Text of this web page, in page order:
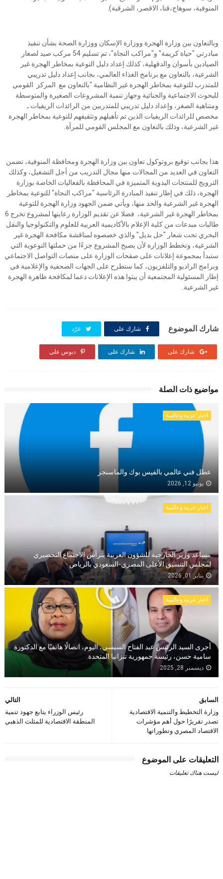
المنوفية، سوهاج،قنا، الاقصر، الشرقية).
وبالتعاون بين وزارة الهجرة ووزارة الإسكان ووزارة الصحة بشأن تنفيذ
مبادرتي "حياة كريمة" و"مراكب النجاة"، تم تسليم 54 مركب صيد لصغار
الصيادين بأسوان والدقهلية، كذلك إعداد دليل التوعية بمخاطر الهجرة غير
الشرعية، بالتعاون مع برنامج الغذاء العالمي، بجانب إعداد دليل تدريبي
للمتدرب للتوعية بمخاطر الهجرة غير النظامية "بالتعاون مع المركز القومي
للبحوث الاجتماعية والجنائية وجهاز تنمية المشروعات الصغيرة والمتوسطة
ومتناهية الصغر، وإعداد دليل تدريبي للمتدربين من الرائدات الريفيات ـ
مخصص للرائدات الريفيات الذين تم تأهيلهم وتثقيفهم للتوعية بمخاطر الهجرة
غير الشرعية، وذلك بالتعاون مع المجلس القومي للمرأة.
هذا بجانب توقيع بروتوكول تعاون بين وزارة الهجرة ومحافظة المنوفية، تضمن
التعاون في العديد من المجالات منها مجال التدريب من أجل التشغيل، وكذلك
الترويج للمنتجات اليدوية المتميزة في المحافظة بالفعاليات الخاصة بوزارة
الهجرة، ذلك في إطار تنفيذ المبادرة الرئاسية "مراكب النجاة" للتوعية بمخاطر
الهجرة غير الشرعية والحد منها، ويأتي ضمن الجهود وزارة الهجرة للتوعية
بمخاطر الهجرة غير الشرعية، فضلا عن تقديم الوزارة رعايتها لمشروع تخرج 6
طالبات مبدعات من كلية الإعلام بالأكاديمية العربية للعلوم والتكنولوجيا والنقل
البحري تحت شعار "حل بديل" والذي خصصوه لمناقشة مكافحة الهجرة غير
الشرعية، وتخطط الوزارة لأن يصبح المشروع جزءًا من حملتها التوعوية التي
ستبدأ بمجموعة إعلانات على صفحات الوزارة على منصات التواصل الاجتماعي
وبرامج الراديو والتلفزيون، كما ستطرح على الجهات الصحفية والإعلامية في
إطار المسئولية المجتمعية أن يبثوا هذه الإعلانات دعما لمكافحة ظاهرة الهجرة
غير الشرعية.
شارك الموضوع شارك على غرّد
شارك على شارك على دبوس على
مواضيع ذات الصلة
اخبار عربية وعالمية
عطل فني عالمي بالفيس بوك والماسنجر
يونيو 12, 2026
اخبار عربية وعالمية
مساعد وزير الخارجية للشؤون العربية يترأس الاجتماع التحضيري
لمجلس التنسيق الأعلى المصري-السعودي بالرياض
يناير 01, 2026
اخبار عربية وعالمية
أجرى السيد الرئيس عبد الفتاح السيسي، اليوم، اتصالًا هاتفيًا مع الدكتورة
سامية حسن، رئيسة جمهورية تنزانيا المتحدة.
ديسمبر 28, 2025
التالي
رئيس الوزراء يتابع جهود تنمية
المنطقة الاقتصادية للمثلث الذهبي
السابق
وزارة التخطيط والتنمية الاقتصادية
تصدر تقريرًا حول أهم مؤشرات
الاقتصاد المصري وتطوراتها
التعليقات على الموضوع
ليست هناك تعليقات